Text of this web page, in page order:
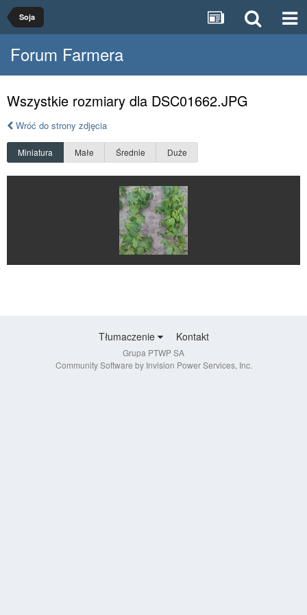
Soja
Forum Farmera
Wszystkie rozmiary dla DSC01662.JPG
Wróć do strony zdjęcia
Miniatura Małe Średnie Duże
Tłumaczenie Kontakt
Grupa PTWP SA
Community Software by Invision Power Services, Inc.